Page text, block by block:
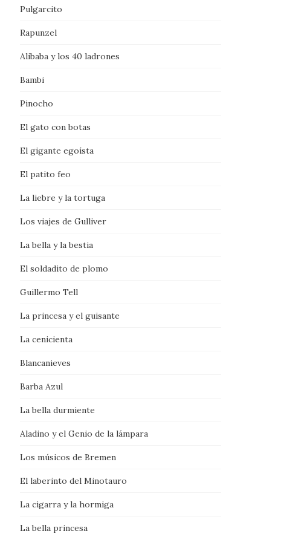
Pulgarcito
Rapunzel
Alibaba y los 40 ladrones
Bambi
Pinocho
El gato con botas
El gigante egoísta
El patito feo
La liebre y la tortuga
Los viajes de Gulliver
La bella y la bestia
El soldadito de plomo
Guillermo Tell
La princesa y el guisante
La cenicienta
Blancanieves
Barba Azul
La bella durmiente
Aladino y el Genio de la lámpara
Los músicos de Bremen
El laberinto del Minotauro
La cigarra y la hormiga
La bella princesa